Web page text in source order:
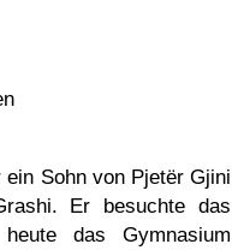
Sohn von Pjetër Gjini
Er besuchte das
das Gymnasium